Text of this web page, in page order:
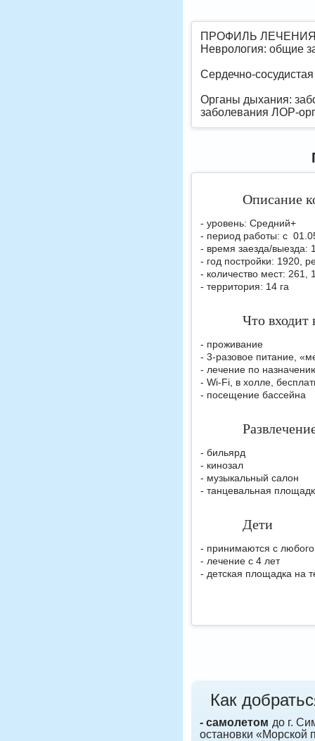
ПРОФИЛЬ
Неврология: общие
Сердечно-
Органы дыхания:
заболевания ЛОР-
Описание
- уровень: Средний+
- период работы: с
- время заезда/выезда:
- год постройки: 1920,
- количество мест: 261,
- территория: 14 га
Что входит
- проживание
- 3-разовое питание,
- лечение по
- Wi-Fi, в холле,
- посещение бассейна
- бильярд
- кинозал
- музыкальный салон
- танцевальная
Дети
- принимаются с любого
- лечение с 4 лет
- детская площадка на
Как
- самолетом до г.
остановки «Морской